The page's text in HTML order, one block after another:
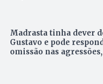
Madrasta tinha dever
Gustavo e pode
omissão nas